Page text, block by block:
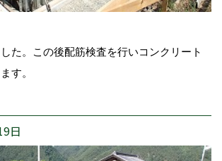
た。この後配筋検査を行いコンクリート
す。
日